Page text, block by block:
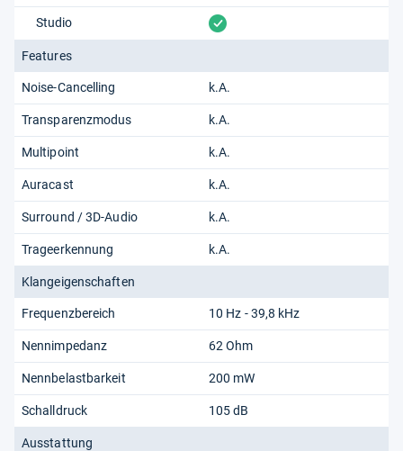
Studio vorhanden
Features
Noise-Cancelling k.A.
Transparenzmodus k.A.
Multipoint k.A.
Auracast k.A.
Surround / 3D-Audio k.A.
Trageerkennung k.A.
Klangeigenschaften
Frequenzbereich 10 Hz - 39,8 kHz
Nennimpedanz 62 Ohm
Nennbelastbarkeit 200 mW
Schalldruck 105 dB
Ausstattung